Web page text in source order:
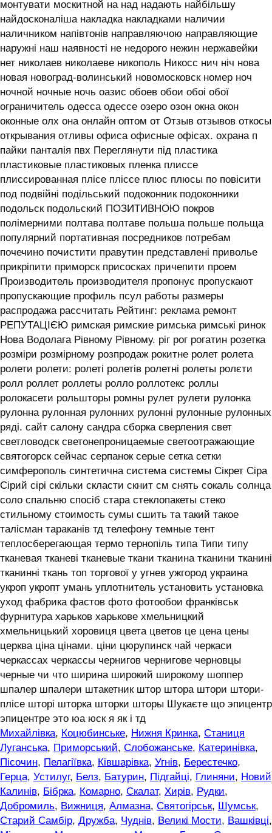
монтувати москитной на над надають найбільшу
найдосконаліша накладка накладками наличии
наличником напівтонів направляючою направляющие
наружні наш наявності не недорого нежин нержавейки
нет николаев николаеве никополь Никосс нич ніч нова
новая новоград-волинський новомосковск номер ноч
ночной ночные ночь оазис обоев обои обоі обої
ограничитель одесса одессе озеро озон окна окон
оконные олх она онлайн оптом от Отзыв отзывов откосы
открывания отливы офиса офисные офісах. охрана п
пайки панталія пвх Переглянути під пластика
пластиковые пластиковых пленка плиссе
плиссированная плісе пліссе плюс плюсы по повісити
под подвійні подільський подоконник подоконники
подольск подольский ПОЗИТИВНОЮ покров
полімерними полтава полтаве польша польше польща
популярний портативная посредников потребам
почечино почистити правутин представлені приволье
прикріпити приморск присосках причепити проем
Производитель производителя пропонує пропускают
пропускающие профиль псул работы размеры
распродажа рассчитать Рейтинг: реклама ремонт
РЕПУТАЦІЄЮ римская римские римська римські ринок
Нова Водолага Рівному Рівному. ріг рог рогатин розетка
розміри розмірному розпродаж рокитне ролет ролета
ролети ролети: ролеті ролетів ролетні ролеты ролєти
ролл роллет роллеты ролло роллотекс роллы
ролокасети рольшторы ромны рулет рулети рулонка
рулонна рулонная рулонних рулонні рулонные рулонных
ряді. сайт салону сандра сборка сверления свет
светловодск светонепроницаемые светоотражающие
святогорск сейчас серпанок серые сетка сетки
симферополь синтетична система системы ‎Сікрет Сіра
Сірий сірі скільки скласти скнит см снять сокаль солнца
соло спальню спосіб стара стеклопакеты стеко
стильному стоимость сумы сшить та такий такое
талісман тараканів тд телефону темные тент
теплосберегающая термо тернопіль типа Типи типу
тканевая тканеві тканевые ткани тканина тканини тканині
тканинні ткань топ торгової у угнев ужгород украина
укроп укропт умань уплотнитель установить установка
уход фабрика фастов фото фотообои франківськ
фурнитура харьков харькове хмельницкий
хмельницький хоровиця цвета цветов це цена цены
церква ціна цінами. ціни цюрупинск чай черкаси
черкассах черкассы чернигов чернигове черновцы
черные чи что ширина широкий широкому шоппер
шпалер шпалери штакетник штор штора штори штори-
плісе шторі шторка шторки шторы Шукаєте що эпицентр
эпицентре это юа юск я як і тд
Михайлівка, Коцюбинське, Нижня Кринка, Станиця
Луганська, Приморський, Слобожанське, Катеринівка,
Пісочин, Пелагіївка, Ківшарівка, Угнів, Берестечко,
Герца, Устилуг, Белз, Батурин, Підгайці, Глиняни, Новий
Калинів, Бібрка, Комарно, Скалат, Хирів, Рудки,
Добромиль, Вижниця, Алмазна, Святогірськ, Шумськ,
Старий Самбір, Дружба, Чуднів, Великі Мости, Вашківці,